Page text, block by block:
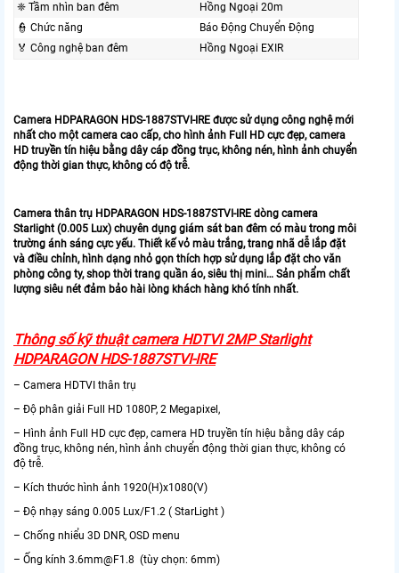
❈ Tầm nhìn ban đêm
Hồng Ngoại 20m
👮 Chức năng
Báo Động Chuyển Động
️🏅️ Công nghệ ban đêm
Hồng Ngoại EXIR
Camera HDPARAGON HDS-1887STVI-IRE được sử dụng công nghệ mới
nhất cho một camera cao cấp, cho hình ảnh Full HD cực đẹp, camera
HD truyền tín hiệu bằng dây cáp đồng trục, không nén, hình ảnh chuyển
động thời gian thực, không có độ trễ.
Camera thân trụ HDPARAGON HDS-1887STVI-IRE dòng camera
Starlight (0.005 Lux) chuyên dụng giám sát ban đêm có màu trong môi
trường ánh sáng cực yếu. Thiết kế vỏ màu trắng, trang nhã dễ lắp đặt
và điều chỉnh, hình dạng nhỏ gọn thích hợp sử dụng lắp đặt cho văn
phòng công ty, shop thời trang quần áo, siêu thị mini… Sản phẩm chất
lượng siêu nét đảm bảo hài lòng khách hàng khó tính nhất.
Thông số kỹ thuật camera HDTVI 2MP Starlight
HDPARAGON HDS-1887STVI-IRE
– Camera HDTVI thân trụ
– Độ phân giải Full HD 1080P, 2 Megapixel,
– Hình ảnh Full HD cực đẹp, camera HD truyền tín hiệu bằng dây cáp
đồng trục, không nén, hình ảnh chuyển động thời gian thực, không có
độ trễ.
– Kích thước hình ảnh 1920(H)x1080(V)
– Độ nhạy sáng 0.005 Lux/F1.2 ( StarLight )
– Chống nhiểu 3D DNR, OSD menu
– Ống kính 3.6mm@F1.8 (tùy chọn: 6mm)